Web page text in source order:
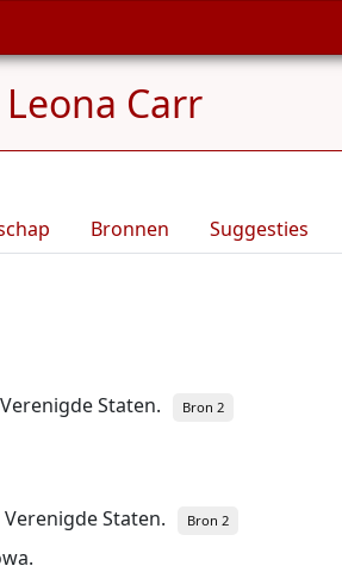
Leona Carr
Bronnen Suggesties
Staten. Bron 2
Staten.
Bron 2